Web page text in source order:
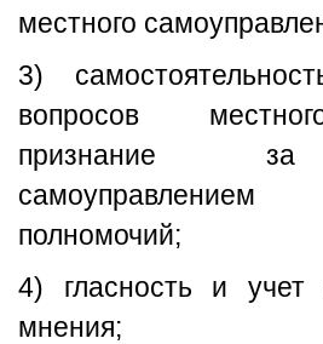
местного
3)
вопросов
признание
самоуправлением
полномочий;
4) гласность и учет
мнения;